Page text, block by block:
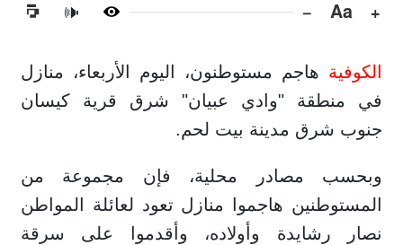
+
Aa
−
🔊
الكوفية هاجم مستوطنون، اليوم الأربعاء، منازل
في منطقة "وادي عبيان" شرق قرية كيسان
جنوب شرق مدينة بيت لحم.
وبحسب مصادر محلية، فإن مجموعة من
المستوطنين هاجموا منازل تعود لعائلة المواطن
نصار رشايدة وأولاده، وأقدموا على سرقة